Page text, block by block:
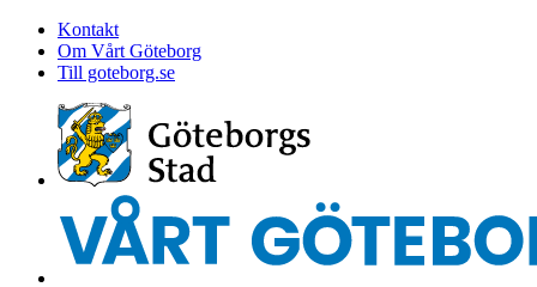
Kontakt
Om Vårt Göteborg
Till goteborg.se